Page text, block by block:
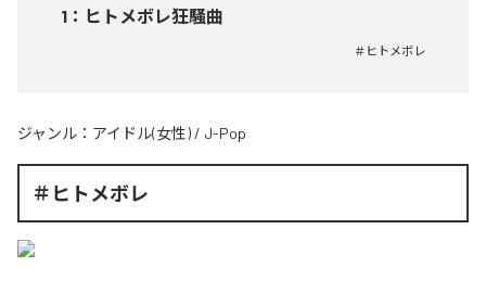
1 ： ヒトメボレ狂騒曲
＃ヒトメボレ
ジャンル： アイドル(女性) / J-Pop
＃ヒトメボレ